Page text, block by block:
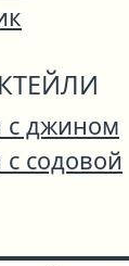
с джином
с содовой